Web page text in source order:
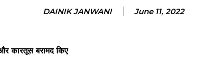
DAINIK JANWANI June 11, 2022
कारतूस बरामद किए